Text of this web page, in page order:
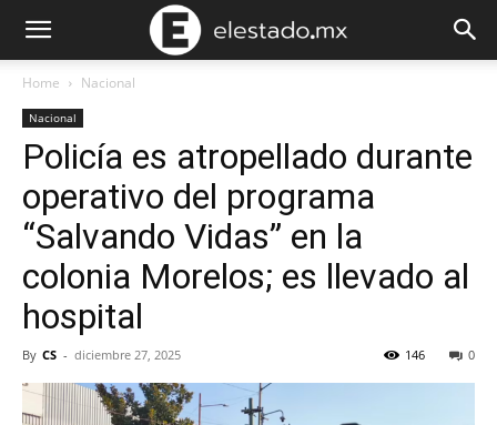
Home Nacional
Nacional
Policía es atropellado durante
operativo del programa
“Salvando Vidas” en la
colonia Morelos; es llevado al
hospital
By CS - diciembre 27, 2025 0
146